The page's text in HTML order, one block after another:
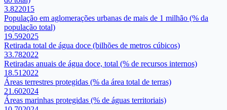
3.822015
População em aglomerações urbanas de mais de 1 milhão (% da
população total)
19.592025
Retirada total de água doce (bilhões de metros cúbicos)
33.782022
Retiradas anuais de água doce, total (% de recursos internos)
18.51 2022
Áreas terrestres protegidas (% da área total de terras)
21.602024
Áreas marinhas protegidas (% de águas territoriais)